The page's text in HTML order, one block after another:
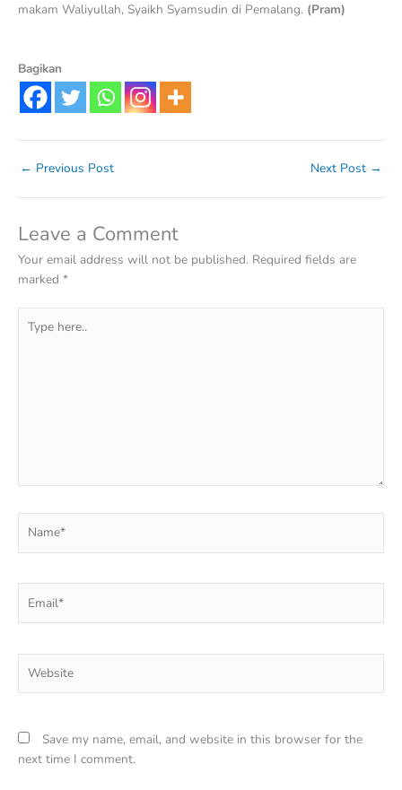
makam Waliyullah, Syaikh Syamsudin di Pemalang. (Pram)
Bagikan
← Previous Post Next Post →
Leave a Comment
Your email address will not be published. Required fields are
marked *
here..
Save my name, email, and website in this browser for the
next time I comment.